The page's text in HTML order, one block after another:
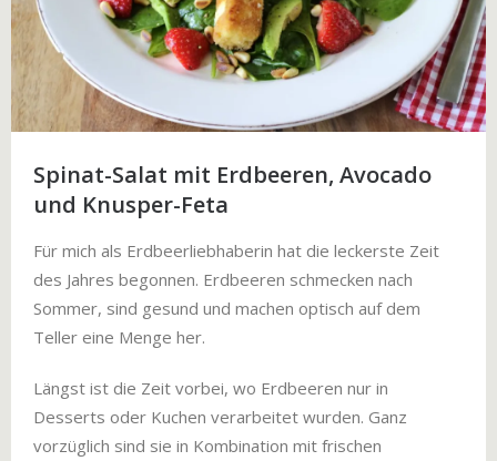
Spinat-Salat mit Erdbeeren, Avocado
und Knusper-Feta
Für mich als Erdbeerliebhaberin hat die leckerste Zeit
des Jahres begonnen. Erdbeeren schmecken nach
Sommer, sind gesund und machen optisch auf dem
Teller eine Menge her.
Längst ist die Zeit vorbei, wo Erdbeeren nur in
Desserts oder Kuchen verarbeitet wurden. Ganz
vorzüglich sind sie in Kombination mit frischen